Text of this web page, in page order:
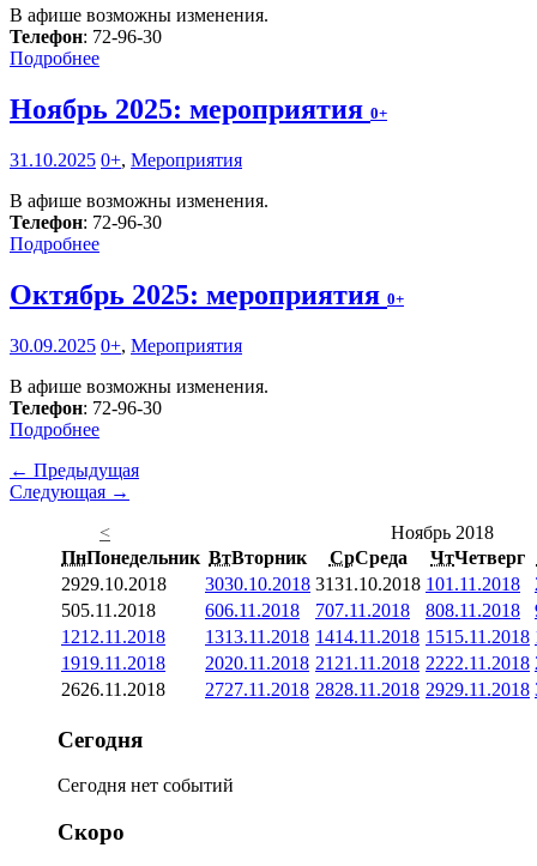
В афише возможны изменения.
Телефон: 72-96-30
Подробнее
Ноябрь 2025: мероприятия 0+
31.10.2025 0+, Мероприятия
В афише возможны изменения.
Телефон: 72-96-30
Подробнее
Октябрь 2025: мероприятия 0+
30.09.2025 0+, Мероприятия
В афише возможны изменения.
Телефон: 72-96-30
Подробнее
← Предыдущая
Следующая →
<
Ноябрь 2018
ПнПонедельник ВтВторник СрСреда ЧтЧетверг
2929.10.2018 3030.10.2018 3131.10.2018 101.11.2018
505.11.2018 606.11.2018 707.11.2018 808.11.2018
1212.11.2018 1313.11.2018 1414.11.2018 1515.11.2018
1919.11.2018 2020.11.2018 21 21.11.2018 2222.11.2018
2626.11.2018 2727.11.2018 2828.11.2018 2929.11.2018
Сегодня
Сегодня нет событий
Скоро